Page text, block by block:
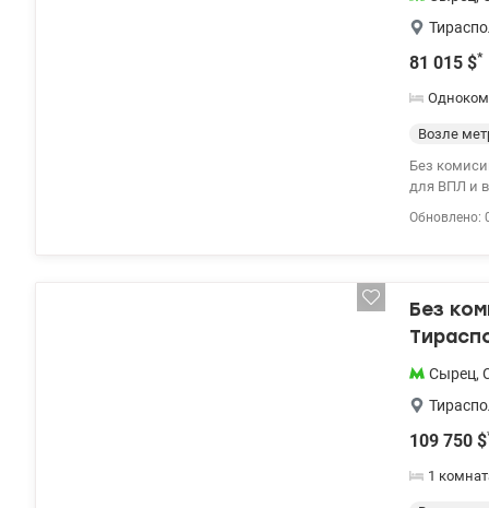
81 015 $*
Возле
Без
для ВПЛ и
Сырец 5-
Жилье для
мебелью и
Обновлено:
Без
Сырец,
109 750 $
1